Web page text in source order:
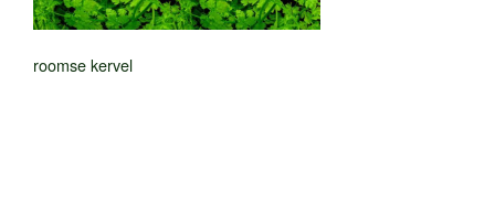
roomse kervel